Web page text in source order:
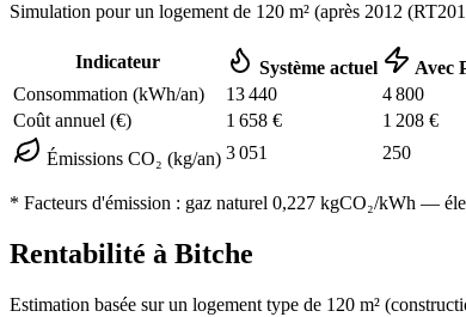
Simulation pour un logement de 120 m² (après 2012
Indicateur Système actuel Avec
Consommation (kWh/an)
13 440 4 800
Coût annuel (€)
1 658 € 1 208 €
Émissions CO₂ (kg/an) 3 051 250
* Facteurs d'émission : gaz naturel 0,227 kgCO₂/kWh —
Rentabilité à Bitche
Estimation basée sur un logement type de 120 m²